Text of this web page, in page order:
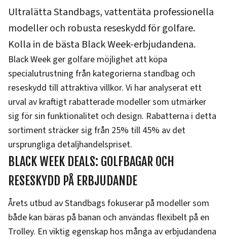
Ultralätta Standbags, vattentäta professionella
modeller och robusta reseskydd för golfare.
Kolla in de bästa Black Week-erbjudandena.
Black Week ger golfare möjlighet att köpa
specialutrustning från kategorierna standbag och
reseskydd till attraktiva villkor. Vi har analyserat ett
urval av kraftigt rabatterade modeller som utmärker
sig för sin funktionalitet och design. Rabatterna i detta
sortiment sträcker sig från 25% till 45% av det
ursprungliga detaljhandelspriset.
BLACK WEEK DEALS: GOLFBAGAR OCH
RESESKYDD PÅ ERBJUDANDE
Årets utbud av Standbags fokuserar på modeller som
både kan bäras på banan och användas flexibelt på en
Trolley. En viktig egenskap hos många av erbjudandena